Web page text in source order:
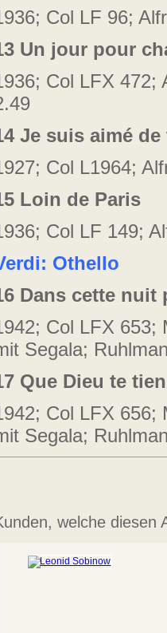
Col LF 96;
Un jour pour
Col LFX
Je suis aimé de
Col L1964;
Loin de Paris
Col LF 149;
Othello
Dans cette nuit
Col LFX
Segala;
Que Dieu te
Col LFX
Segala;
welche diesen